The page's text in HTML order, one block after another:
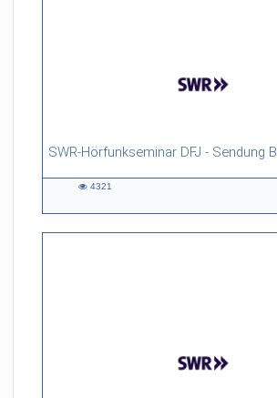
SWR-Hörfunkseminar DFJ - Sendung B
26:48 duration
4321